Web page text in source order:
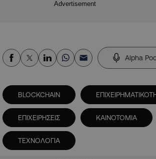
Advertisement
Alpha
BLOCKCHAIN
ΕΠΙΧΕΙΡΗΣΕΙΣ ΚΑΙΝΟΤΟΜΙΑ
ΤΕΧΝΟΛΟΓΙΑ